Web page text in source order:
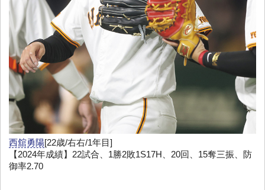
西舘勇陽[22歳/右右/1年目]
【2024年成績】22試合、1勝2敗1S17H、20回、15奪三振、防
御率2.70